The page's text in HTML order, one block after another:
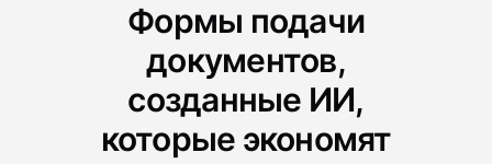
Формы подачи
документов,
созданные ИИ,
которые экономят